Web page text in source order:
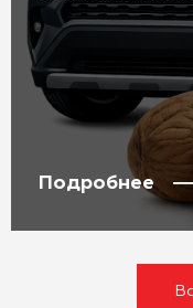
Подробнее